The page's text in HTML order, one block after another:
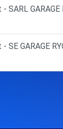
SARL
SE GARAGE